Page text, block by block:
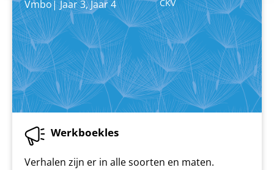
Vmbo|Jaar 3,Jaar 4 CKV
Werkboekles
Verhalen zijn er in alle soorten en maten.